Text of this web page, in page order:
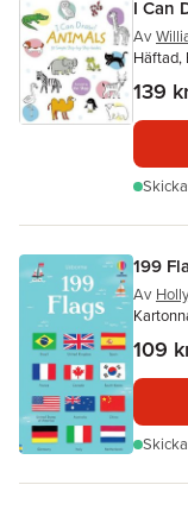
I Can
Av
Häftad,
139
199
Av
109